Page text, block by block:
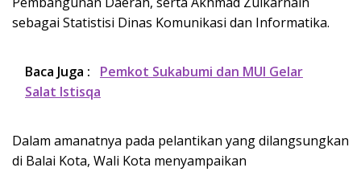
sebagai Statistisi Dinas Komunikasi dan Informatika.
Baca Juga :
Pemkot Sukabumi dan MUI Gelar
Salat Istisqa
Dalam amanatnya pada pelantikan yang dilangsungkan
di Balai Kota, Wali Kota menyampaikan